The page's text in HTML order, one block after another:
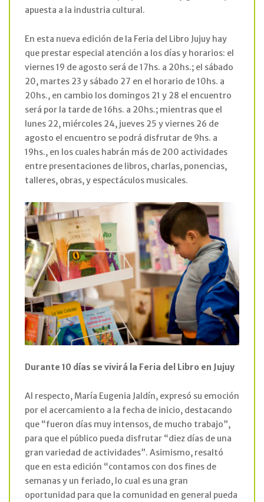
apuesta a la industria cultural.
En esta nueva edición de la Feria del Libro Jujuy hay
que prestar especial atención a los días y horarios: el
viernes 19 de agosto será de 17hs. a 20hs.; el sábado
20, martes 23 y sábado 27 en el horario de 10hs. a
20hs., en cambio los domingos 21 y 28 el encuentro
será por la tarde de 16hs. a 20hs.; mientras que el
lunes 22, miércoles 24, jueves 25 y viernes 26 de
agosto el encuentro se podrá disfrutar de 9hs. a
19hs., en los cuales habrán más de 200 actividades
entre presentaciones de libros, charlas, ponencias,
talleres, obras, y espectáculos musicales.
Durante 10 días se vivirá la Feria del Libro en Jujuy
Al respecto, María Eugenia Jaldín, expresó su emoción
por el acercamiento a la fecha de inicio, destacando
que “fueron días muy intensos, de mucho trabajo”,
para que el público pueda disfrutar “diez días de una
gran variedad de actividades”. Asimismo, resaltó
que en esta edición “contamos con dos fines de
semanas y un feriado, lo cual es una gran
oportunidad para que la comunidad en general pueda